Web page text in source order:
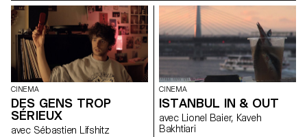
spectacle de fin d’année.
Commentaire Le temps d’un
cours de chant, un maître tente
de hisser le niveau de ses
élèves vers l’audible. Entre la
lutte chamanique du
professeur et les corps fébriles
des adolescents, un territoire
inaccessible devient possible.
Les souffles archaïques se font
harmonie, Robert Schumann
n’est alors plus une simple
CINEMA
DES GENS TROP
SÉRIEUX
avec Sébastien Lifshitz
CINEMA
ISTANBUL IN & OUT
avec Lionel Baier, Kaveh
Bakhtiari